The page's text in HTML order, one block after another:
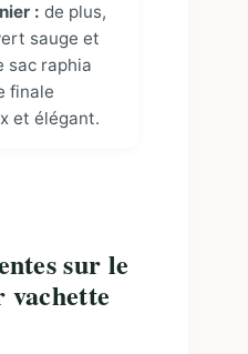
: de plus,
sauge et
sac raphia
finale
et élégant.
sur le